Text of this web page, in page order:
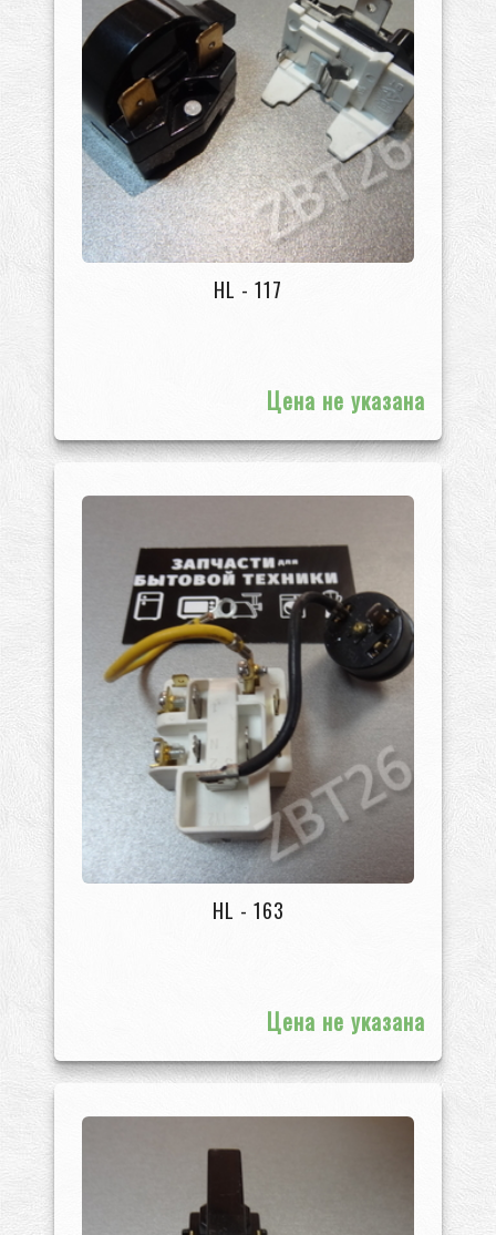
HL - 117
Цена не указана
HL - 163
Цена не указана